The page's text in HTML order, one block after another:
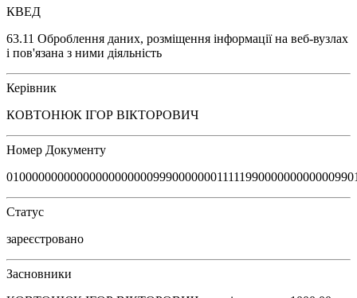
КВЕД
63.11 Оброблення даних, розміщення інформації на веб-вузлах
і пов'язана з ними діяльність
Керівник
КОВТОНЮК ІГОР ВІКТОРОВИЧ
Номер Документу
Статус
зареєстровано
Засновники